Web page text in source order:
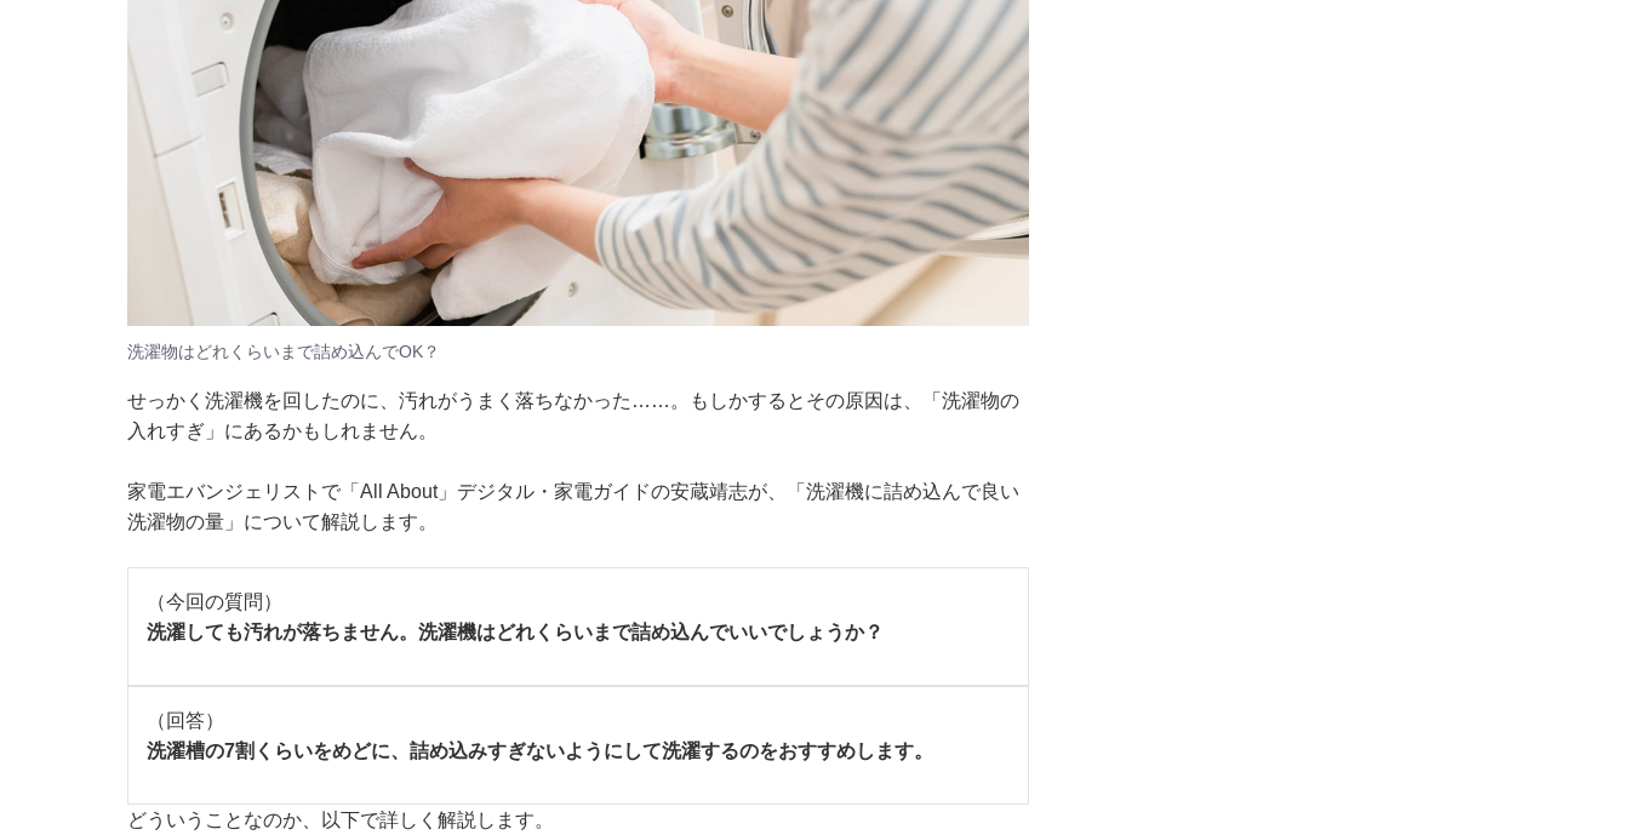
洗濯物はどれくらいまで詰め込んでOK？
せっかく洗濯機を回したのに、汚れがうまく落ちなかった……。もしかするとその原因は、「洗濯物の
入れすぎ」にあるかもしれません。
家電エバンジェリストで「All About」デジタル・家電ガイドの安蔵靖志が、「洗濯機に詰め込んで良い
洗濯物の量」について解説します。
（今回の質問）
洗濯しても汚れが落ちません。洗濯機はどれくらいまで詰め込んでいいでしょうか？
（回答）
洗濯槽の7割くらいをめどに、詰め込みすぎないようにして洗濯するのをおすすめします。
どういうことなのか、以下で詳しく解説します。